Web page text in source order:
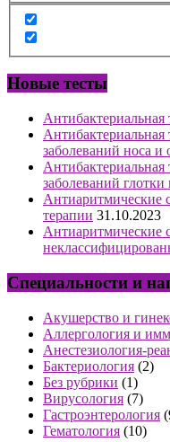
Новые тесты
Антибактериальная
Антибактериальная
заболеваний носа и
Антибактериальная
заболеваний глотки
Антиаритмические
терапии 31.10.2023
Антиаритмические
Специальности и
Акушерство и
Аллергология и
Анестезиология-
Бактериология (2)
Без рубрики (1)
Вирусология (7)
Гастроэнтерология
Гематология (10)